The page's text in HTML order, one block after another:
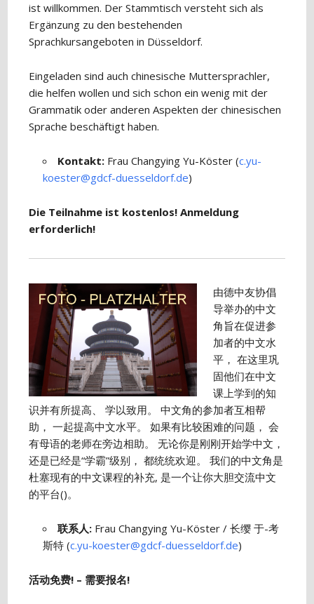
ist willkommen. Der Stammtisch versteht sich als
Ergänzung zu den bestehenden
Sprachkursangeboten in Düsseldorf.
Eingeladen sind auch chinesische Muttersprachler,
die helfen wollen und sich schon ein wenig mit der
Grammatik oder anderen Aspekten der chinesischen
Sprache beschäftigt haben.
Kontakt: Frau Changying Yu-Köster (c.yu-
koester@gdcf-duesseldorf.de)
Die Teilnahme ist kostenlos! Anmeldung
erforderlich!
由德中友协倡
导举办的中文
角旨在促进参
加者的中文水
平， 在这里巩
固他们在中文
课上学到的知
识并有所提高、 学以致用。 中文角的参加者互相帮
助， 一起提高中文水平。 如果有比较困难的问题， 会
有母语的老师在旁边相助。 无论你是刚刚开始学中文，
还是已经是“学霸”级别， 都统统欢迎。 我们的中文角是
杜塞现有的中文课程的补充, 是一个让你大胆交流中文
的平台()。
联系人: Frau Changying Yu-Köster / 长缨 于-考
斯特 (c.yu-koester@gdcf-duesseldorf.de)
活动免费! – 需要报名!